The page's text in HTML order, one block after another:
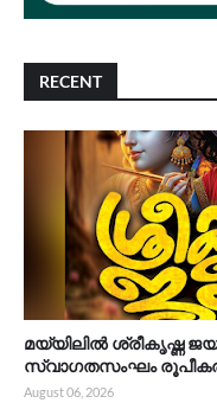
RECENT
മയ്യിലിൽ ശ്രീകൃഷ്ണ
സ്വാഗതസംഘം
August 06, 2026